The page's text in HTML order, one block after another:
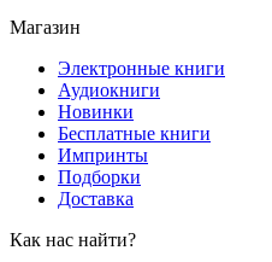
Магазин
Электронные книги
Аудиокниги
Новинки
Бесплатные книги
Импринты
Подборки
Доставка
Как нас найти?